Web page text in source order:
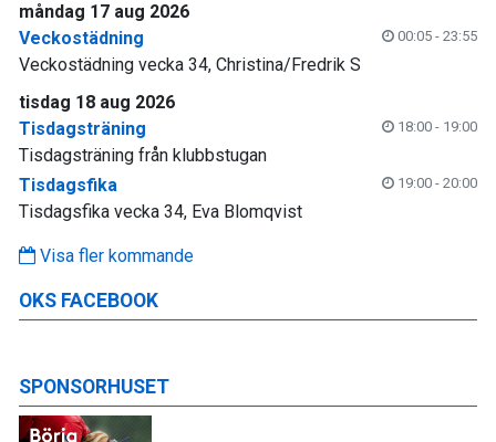
måndag 17 aug 2026
Veckostädning
00:05 - 23:55
Veckostädning vecka 34, Christina/Fredrik S
tisdag 18 aug 2026
Tisdagsträning
18:00 - 19:00
Tisdagsträning från klubbstugan
Tisdagsfika
19:00 - 20:00
Tisdagsfika vecka 34, Eva Blomqvist
Visa fler kommande
OKS FACEBOOK
SPONSORHUSET